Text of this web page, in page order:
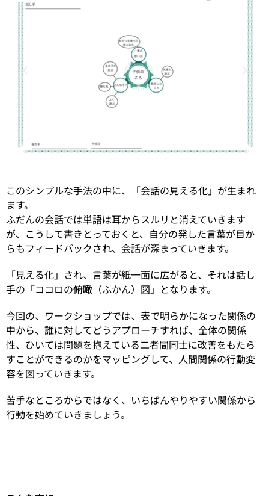
このシンプルな手法の中に、「会話の見える化」が生まれ
ます。
ふだんの会話では単語は耳からスルリと消えていきます
が、こうして書きとっておくと、自分の発した言葉が目か
らもフィードバックされ、会話が深まっていきます。
「見える化」され、言葉が紙一面に広がると、それは話し
手の「ココロの俯瞰（ふかん）図」となります。
今回の、ワークショップでは、表で明らかになった関係の
中から、誰に対してどうアプローチすれば、全体の関係
性、ひいては問題を抱えている二者間同士に改善をもたら
すことができるのかをマッピングして、人間関係の行動変
容を図っていきます。
苦手なところからではなく、いちばんやりやすい関係から
行動を始めていきましょう。